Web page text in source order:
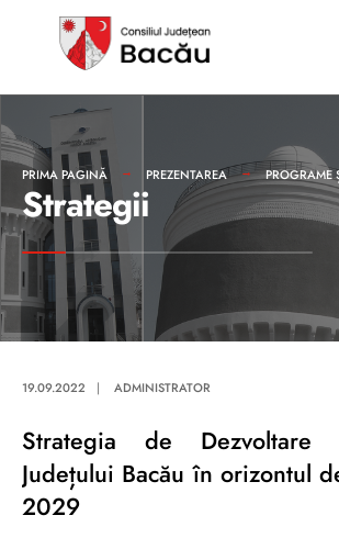
PRIMA PAGINĂ PREZENTAREA PROGRAME
Strategii
19.09.2022 | ADMINISTRATOR
Strategia de Dezvoltare
Județului Bacău în orizontul
2029